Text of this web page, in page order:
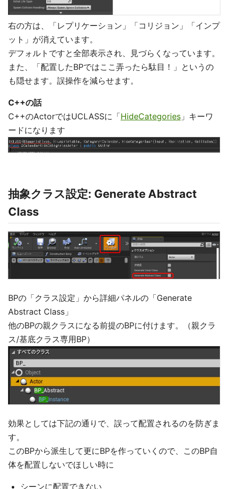
右の方は、「レプリケーション」「コリジョン」「インプ
ット」が消えています。
デフォルトですと全部表示され、見づらくなっています。
また、「配置したBPではここ弄ったら駄目！」というの
も隠せます。誤操作を減らせます。
C++の話
C++のActorではUCLASSに「HideCategories 」キーワ
ードになります
抽象クラス設定: Generate Abstract
Class
BPの「クラス設定」から詳細パネルの「Generate
Abstract Class」
他のBPの親クラスになる前提のBPに付けます。（親クラ
ス/基底クラス専用BP）
効果としては下記の通りで、誤って配置されるのを防ぎま
す。
このBPから派生して更にBPを作っていくので、このBP自
体を配置しないでほしい時に
シーンに配置できない